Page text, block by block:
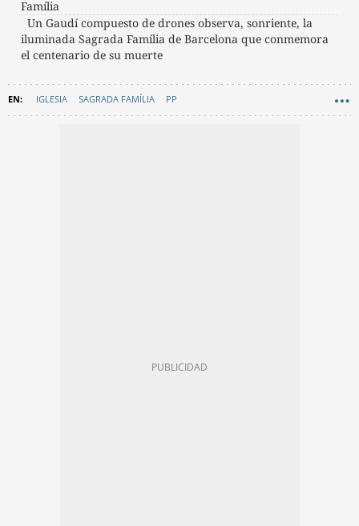
Família
Un Gaudí compuesto de drones observa, sonriente, la
iluminada Sagrada Família de Barcelona que conmemora
el centenario de su muerte
IGLESIA SAGRADA FAMÍLIA PP